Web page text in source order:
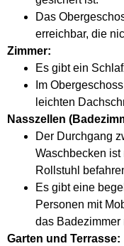
Das
erreichbar, die
Zimmer:
Es gibt ein
Im
leichten
Nasszellen
Der Durchgang
Waschbecken
Rollstuhl
Es gibt eine
Personen mit
das Badezimmer
Garten und Terrasse: